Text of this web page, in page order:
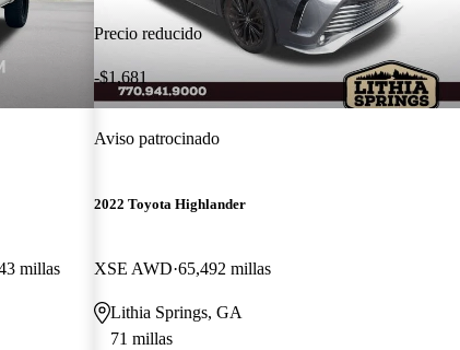
millas
Precio reducido
-$1,681
Aviso patrocinado
2022 Toyota Highlander
XSE AWD 65,492 millas
Lithia Springs, GA
71 millas